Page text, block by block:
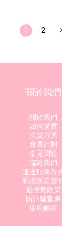
1 2
關於我們
關於我們
如何購買
送貨方式
會員計劃
常見問題
聯絡我們
運送服務方
私隱政策聲
退換貨政策
防詐騙宣導
使用條款